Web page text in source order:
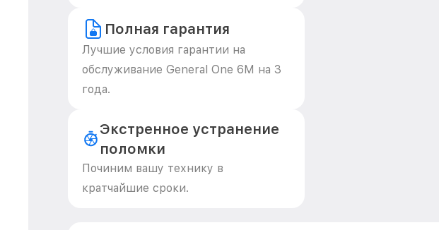
Полная гарантия
Лучшие условия гарантии на
обслуживание General One 6M на 3
года.
Экстренное устранение
поломки
Починим вашу технику в
кратчайшие сроки.